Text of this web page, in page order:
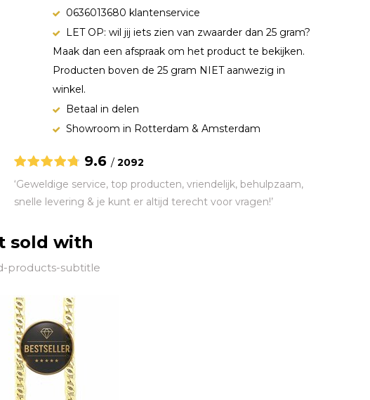
0636013680 klantenservice
LET OP: wil jij iets zien van zwaarder dan 25 gram?
Maak dan een afspraak om het product te bekijken.
Producten boven de 25 gram NIET aanwezig in
winkel.
Betaal in delen
Showroom in Rotterdam & Amsterdam
9.6 / 2092
‘Geweldige service, top producten, vriendelijk, behulpzaam,
snelle levering & je kunt er altijd terecht voor vragen!’
sold with
products-subtitle